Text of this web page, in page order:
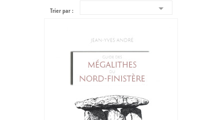
Trier par : 